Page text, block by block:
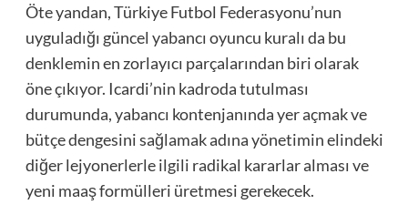
Öte yandan, Türkiye Futbol Federasyonu’nun
uyguladığı güncel yabancı oyuncu kuralı da bu
denklemin en zorlayıcı parçalarından biri olarak
öne çıkıyor. Icardi’nin kadroda tutulması
durumunda, yabancı kontenjanında yer açmak ve
bütçe dengesini sağlamak adına yönetimin elindeki
diğer lejyonerlerle ilgili radikal kararlar alması ve
yeni maaş formülleri üretmesi gerekecek.